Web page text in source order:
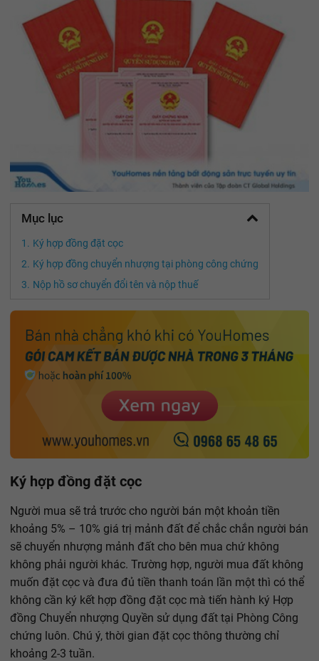
Mục lục
Ký hợp đồng đặt cọc
Ký hợp đồng chuyển nhượng tại phòng công chứng
Nộp hồ sơ chuyển đổi tên và nộp thuế
Ký hợp đồng đặt cọc
Người mua sẽ trả trước cho người bán một khoản tiền
khoảng 5% – 10% giá trị mảnh đất để chắc chắn người bán
sẽ chuyển nhượng mảnh đất cho bên mua chứ không
không phải người khác. Trường hợp, người mua đất không
muốn đặt cọc và đưa đủ tiền thanh toán lần một thì có thể
không cần ký kết hợp đồng đặt cọc mà tiến hành ký Hợp
đồng Chuyển nhượng Quyền sử dụng đất tại Phòng Công
chứng luôn. Chú ý, thời gian đặt cọc thông thường chỉ
khoảng 2-3 tuần.